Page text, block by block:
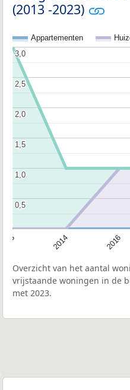
(2013 -2023)
Appartementen
2014 2016
0,5
0,5
1,0
1,0
1,5
1,5
2,0
2,0
2,5
2,5
3,0
3,0
Overzicht van het aantal
vrijstaande woningen in de
met 2023.